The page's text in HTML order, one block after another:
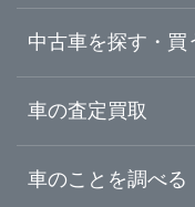
中古車を探す・買
中古車情報・中古車検
車の査定買取
車査定・車買取なら
車のことを調べる